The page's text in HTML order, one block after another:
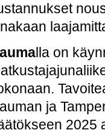
lla on
ja
2025